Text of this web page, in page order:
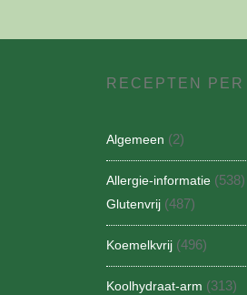
RECEPTEN
Algemeen (2)
Allergie-informatie (538)
Glutenvrij (487)
Koemelkvrij (496)
Koolhydraat-arm (313)